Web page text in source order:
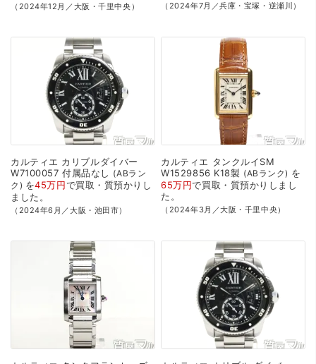
（2024年12月／大阪・千里中央） （2024年7月／兵庫・宝塚・逆瀬川）
カルティエ カリブルダイバー
W7100057 付属品なし
ABラン
ク
を45万円で買取・質預かり し
ました。
（2024年6月／大阪・池田市）
カルティエ タンクルイSM
W1529856 K18製 ABランク
を
65万円で買取・質預かり しまし
た。
（2024年3月／大阪・千里中央）